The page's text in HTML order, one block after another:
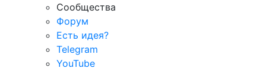
Сообщества
Форум
Есть идея?
Telegram
YouTube